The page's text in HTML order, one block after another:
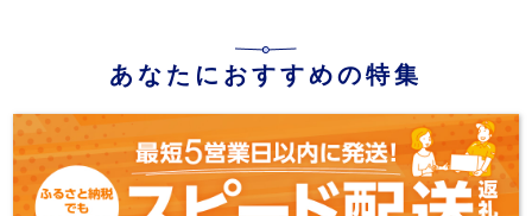
あなたにおすすめの特集